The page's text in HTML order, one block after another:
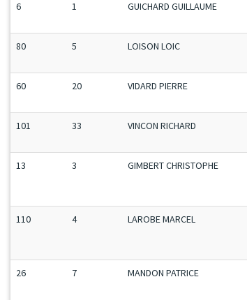
6 1 GUICHARD GUILLAUME
80 5 LOISON LOIC
60 20 VIDARD PIERRE
101 33 VINCON RICHARD
13 3 GIMBERT CHRISTOPHE
110 4 LAROBE MARCEL
26 7 MANDON PATRICE